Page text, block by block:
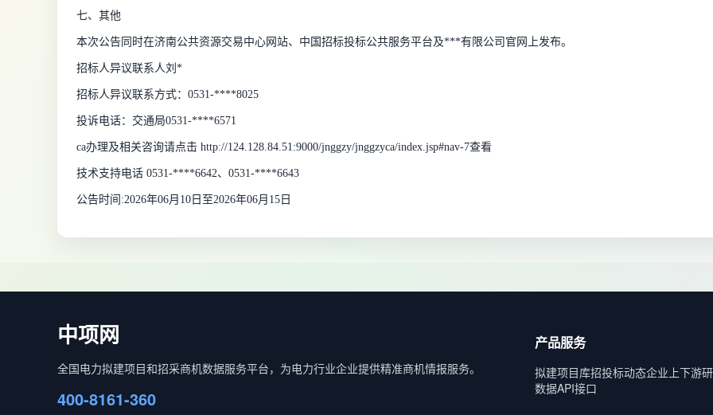
七、其他
本次公告同时在济南公共资源交易中心网站、中国招标投标公共服务平台及***有限公司官网上发布。
招标人异议联系人刘*
招标人异议联系方式：0531-****8025
投诉电话：交通局0531-****6571
ca办理及相关咨询请点击 http://124.128.84.51:9000/jnggzy/jnggzyca/index.jsp#nav-7查看
技术支持电话 0531-****6642、0531-****6643
公告时间:2026年06月10日至2026年06月15日
中项网
全国电力拟建项目和招采商机数据服务平台，为电力行业企业提供精准商机情报服务。
400-8161-360
产品服务
拟建项目库招投标动态企业上下游
数据API接口